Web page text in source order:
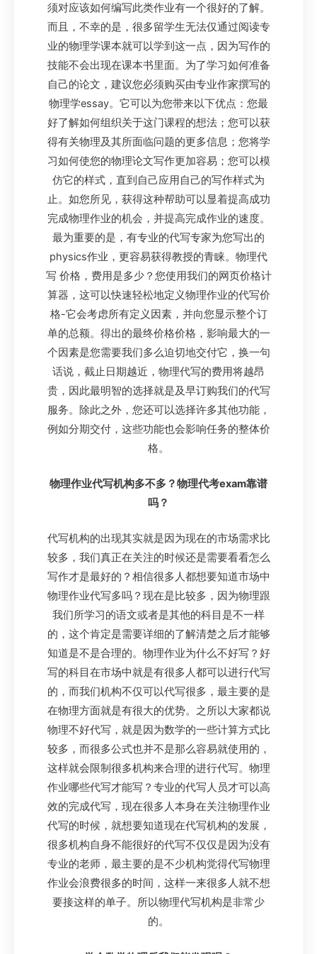
须对应该如何编写此类作业有一个很好的了解。
而且，不幸的是，很多留学生无法仅通过阅读专
业的物理学课本就可以学到这一点，因为写作的
技能不会出现在课本书里面。为了学习如何准备
自己的论文，建议您必须购买由专业作家撰写的
物理学essay。它可以为您带来以下优点：您最
好了解如何组织关于这门课程的想法；您可以获
得有关物理及其所面临问题的更多信息；您将学
习如何使您的物理论文写作更加容易；您可以模
仿它的样式，直到自己应用自己的写作样式为
止。如您所见，获得这种帮助可以显着提高成功
完成物理作业的机会，并提高完成作业的速度。
最为重要的是，有专业的代写专家为您写出的
physics作业，更容易获得教授的青睐。物理代
写 价格，费用是多少？您使用我们的网页价格计
算器，这可以快速轻松地定义物理作业的代写价
格-它会考虑所有定义因素，并向您显示整个订
单的总额。得出的最终价格价格，影响最大的一
个因素是您需要我们多么迫切地交付它，换一句
话说，截止日期越近，物理代写的费用将越昂
贵，因此最明智的选择就是及早订购我们的代写
服务。除此之外，您还可以选择许多其他功能，
例如分期交付，这些功能也会影响任务的整体价
格。
物理作业代写机构多不多？物理代考exam靠谱
吗？
代写机构的出现其实就是因为现在的市场需求比
较多，我们真正在关注的时候还是需要看看怎么
写作才是最好的？相信很多人都想要知道市场中
物理作业代写多吗？现在是比较多，因为物理跟
我们所学习的语文或者是其他的科目是不一样
的，这个肯定是需要详细的了解清楚之后才能够
知道是不是合理的。物理作业为什么不好写？好
写的科目在市场中就是有很多人都可以进行代写
的，而我们机构不仅可以代写很多，最主要的是
在物理方面就是有很大的优势。之所以大家都说
物理不好代写，就是因为数学的一些计算方式比
较多，而很多公式也并不是那么容易就使用的，
这样就会限制很多机构来合理的进行代写。物理
作业哪些代写才能写？专业的代写人员才可以高
效的完成代写，现在很多人本身在关注物理作业
代写的时候，就想要知道现在代写机构的发展，
很多机构自身不能很好的代写不仅仅是因为没有
专业的老师，最主要的是不少机构觉得代写物理
作业会浪费很多的时间，这样一来很多人就不想
要接这样的单子。所以物理代写机构是非常少
的。